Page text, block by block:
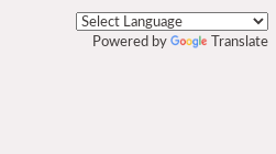
Powered by Translate